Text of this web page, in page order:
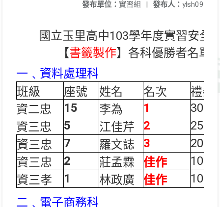
發布人： ylsh09
發布單位： 實習組 |
國立玉里高中103學年度實習安全
【書籤製作】各科優勝者名單
一﹑資料處理科
班級
座號 姓名 名次
禮券
資二忠
15 李為 1
300
資三忠
5 江佳芹 2
250
資三忠
7 羅文誌 3
200
資三忠
2 莊孟霖 佳作
100
資三孝
1 林政廣 佳作
100
二﹑電子商務科